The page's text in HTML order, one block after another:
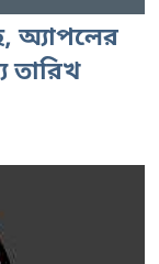
তারিখ